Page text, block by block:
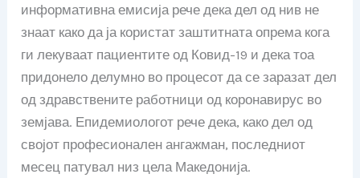
информативна емисија рече дека дел од нив не
знаат како да ја користат заштитната опрема кога
ги лекуваат пациентите од Ковид-19 и дека тоа
придонело делумно во процесот да се заразат дел
од здравствените работници од коронавирус во
земјава. Епидемиологот рече дека, како дел од
својот професионален ангажман, последниот
месец патувал низ цела Македонија.